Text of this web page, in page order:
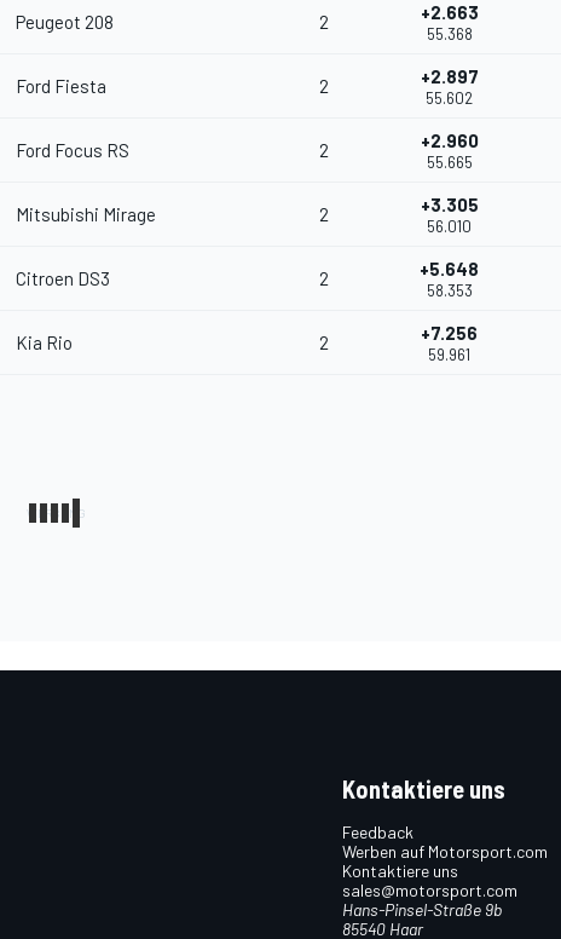
Peugeot 208 2 +2.663
55.368
Ford Fiesta 2 +2.897
55.602
Ford Focus RS 2 +2.960
55.665
Mitsubishi Mirage 2 +3.305
56.010
Citroen DS3 2 +5.648
58.353
Kia Rio 2 +7.256
59.961
Kontaktiere uns
Feedback
Werben auf Motorsport.com
Kontaktiere uns
sales@motorsport.com
Hans-Pinsel-Straße 9b
85540 Haar